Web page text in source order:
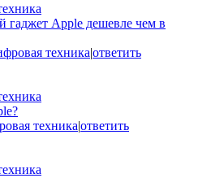
Apple дешевле чем в
техника|ответить
техника|ответить